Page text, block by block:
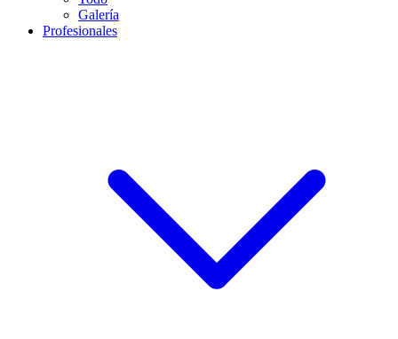
Galería
Profesionales